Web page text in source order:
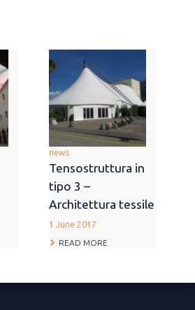
news
Tensostruttura in
tipo 3 –
Architettura tessile
1 June 2017
READ MORE